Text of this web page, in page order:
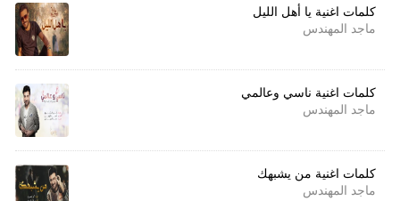
كلمات اغنية يا أهل الليل
ماجد المهندس
كلمات اغنية ناسي وعالمي
ماجد المهندس
كلمات اغنية من يشبهك
ماجد المهندس